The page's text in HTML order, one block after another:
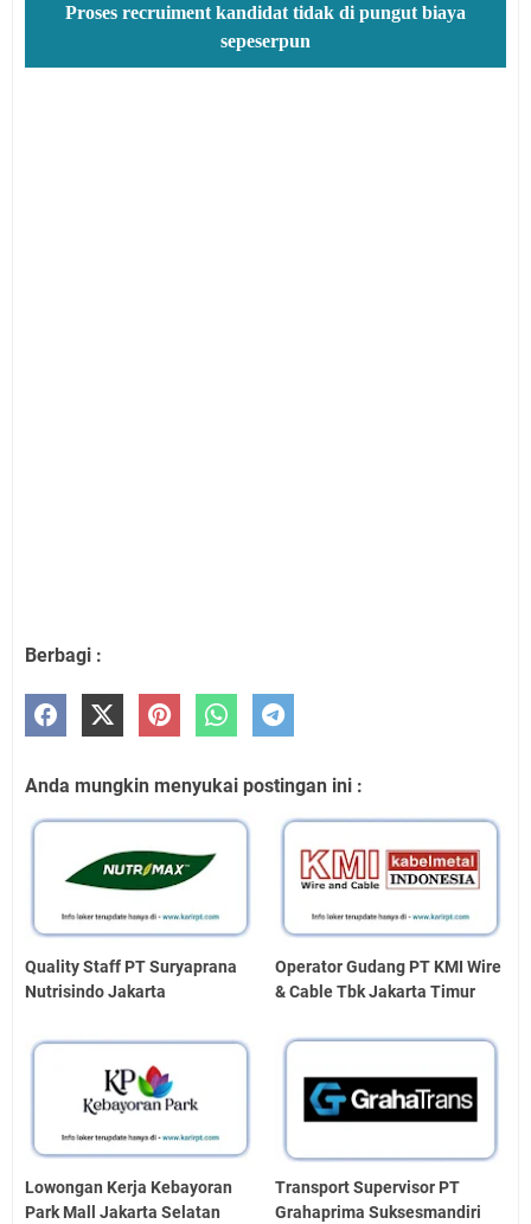
Proses recruiment kandidat tidak di pungut biaya
sepeserpun
Berbagi :
Anda mungkin menyukai postingan ini :
Quality Staff PT Suryaprana
Nutrisindo Jakarta
Operator Gudang PT KMI Wire
& Cable Tbk Jakarta Timur
Lowongan Kerja Kebayoran
Park Mall Jakarta Selatan
Transport Supervisor PT
Grahaprima Suksesmandiri